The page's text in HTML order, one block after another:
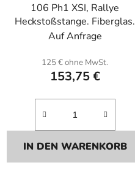
106 Ph1 XSI, Rallye
Heckstoßstange. Fiberglas.
Auf Anfrage
125 € ohne MwSt.
153,75 €
IN DEN WARENKORB